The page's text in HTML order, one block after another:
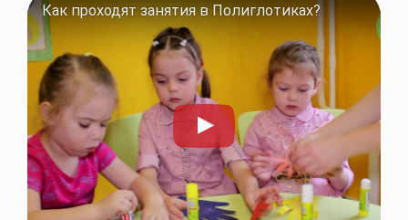
Как проходят занятия в Полиглотиках?